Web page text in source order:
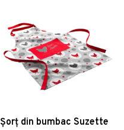
Șorț din bumbac Suzette